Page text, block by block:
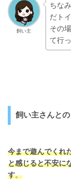
飼い主
ちな
だト
その
て行
飼い主さんと
今まで遊んでくれ
と感じると不安に
す。